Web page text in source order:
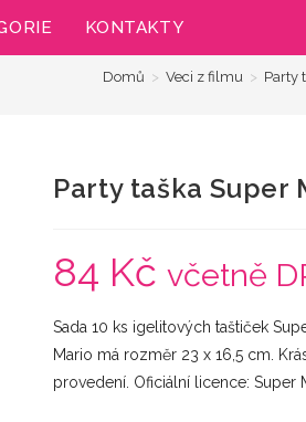
KONTAKTY
Domů > Veci z filmu > Party
Party taška Super
84 Kč včetně
Sada 10 ks igelitových taštiček
Mario má rozměr 23 x 16,5 cm.
provedení. Oficiální licence: Super